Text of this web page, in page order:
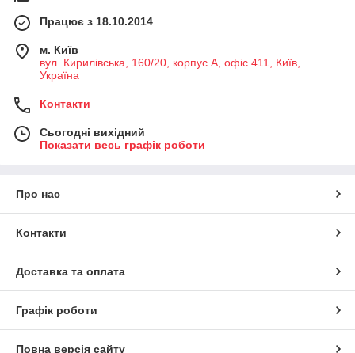
Працює з 18.10.2014
м. Київ
вул. Кирилівська, 160/20, корпус А, офіс 411, Київ,
Україна
Контакти
Сьогодні вихідний
Показати весь графік роботи
Про нас
Контакти
Доставка та оплата
Графік роботи
Повна версія сайту